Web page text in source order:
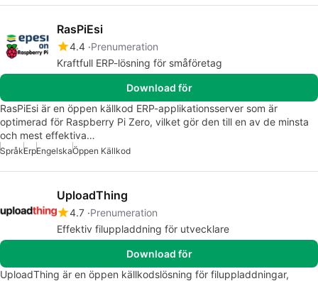
RasPiEsi
4.4 Prenumeration
Kraftfull ERP-lösning för småföretag
Download för
RasPiEsi är en öppen källkod ERP-applikationsserver som är
optimerad för Raspberry Pi Zero, vilket gör den till en av de minsta
och mest effektiva…
SpråkErpEngelskaÖppen Källkod
UploadThing
4.7 Prenumeration
Effektiv filuppladdning för utvecklare
Download för
UploadThing är en öppen källkodslösning för filuppladdningar,